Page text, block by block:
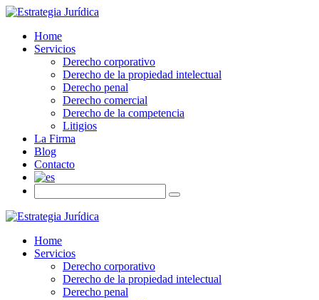
Home
Servicios
Derecho corporativo
Derecho de la propiedad intelectual
Derecho penal
Derecho comercial
Derecho de la competencia
Litigios
La Firma
Blog
Contacto
Home
Servicios
Derecho corporativo
Derecho de la propiedad intelectual
Derecho penal